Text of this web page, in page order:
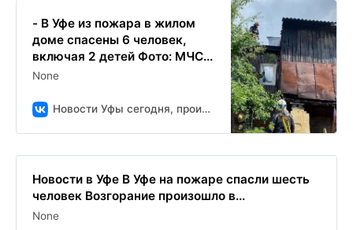
- В Уфе из пожара в жилом
доме спасены 6 человек,
включая 2 детей Фото: МЧС...
None
Новости Уфы сегодня, происшествия, ЧП и ДТП
Новости в Уфе В Уфе на пожаре спасли шесть
человек Возгорание произошло в...
None